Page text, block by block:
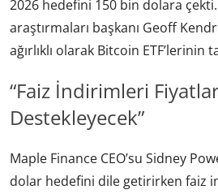
2026 hedefini 150 bin dolara çekti.
araştırmaları başkanı Geoff
ağırlıklı olarak Bitcoin ETF’lerinin
“Faiz İndirimleri
Destekleyecek”
Maple Finance CEO’su Sidney
dolar hedefini dile getirirken faiz